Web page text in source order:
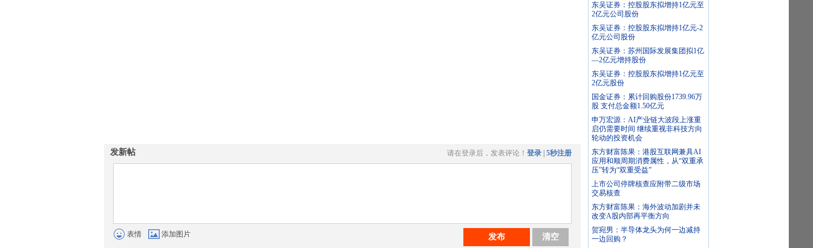
发新帖 请在登录后，发表评论！ 登录 5秒注册
表情 添加图片 发布 清空
东吴证券：控股股东拟增持1亿元至
2亿元公司股份
东吴证券：控股股东拟增持1亿元-2
亿元公司股份
东吴证券：苏州国际发展集团拟1亿
—2亿元增持股份
东吴证券：控股股东拟增持1亿元至
2亿元股份
国金证券：累计回购股份1739.96万
股 支付总金额1.50亿元
申万宏源：AI产业链大波段上涨重
启仍需要时间 继续重视非科技方向
轮动的投资机会
东方财富陈果：港股互联网兼具AI
应用和顺周期消费属性，从“双重承
压”转为“双重受益”
上市公司停牌核查应附带二级市场
交易核查
东方财富陈果：海外波动加剧并未
改变A股内部再平衡方向
贺宛男：半导体龙头为何一边减持
一边回购？